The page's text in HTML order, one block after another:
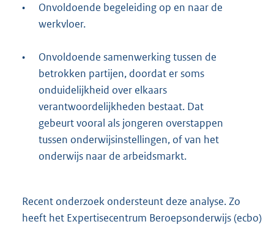
•
Onvoldoende begeleiding op en naar de
werkvloer.
•
Onvoldoende samenwerking tussen de
betrokken partijen, doordat er soms
onduidelijkheid over elkaars
verantwoordelijkheden bestaat. Dat
gebeurt vooral als jongeren overstappen
tussen onderwijsinstellingen, of van het
onderwijs naar de arbeidsmarkt.
Recent onderzoek ondersteunt deze analyse. Zo
heeft het Expertisecentrum Beroepsonderwijs (ecbo)